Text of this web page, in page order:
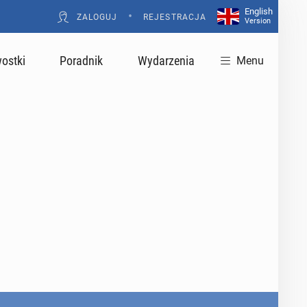
ZALOGUJ • REJESTRACJA
English
Version
Poradnik Wydarzenia Menu